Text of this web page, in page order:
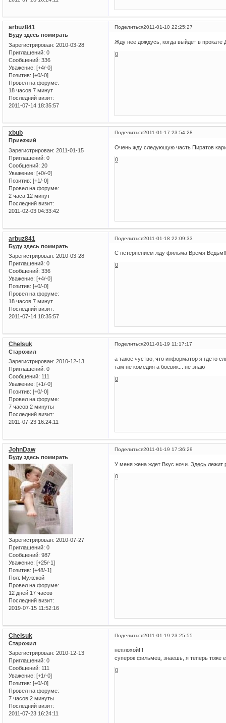
Поделиться2011-01-10 22:25:27
arbuz841
Буду здесь помирать
Зарегистрирован: 2010-03-28
Приглашений: 0
Сообщений: 336
Уважение: [+4/-0]
Позитив: [+0/-0]
Провел на форуме:
18 часов 7 минут
Последний визит:
2011-07-14 18:35:57
Жду нее дождусь, когда выйдет в
0
Поделиться2011-01-17 23:54:28
xbub
Приезжий
Зарегистрирован: 2011-01-15
Приглашений: 0
Сообщений: 20
Уважение: [+0/-0]
Позитив: [+1/-0]
Провел на форуме:
2 часа 12 минут
Последний визит:
2011-02-03 04:33:42
Очень жду следующую часть Пиратов
0
Поделиться2011-01-18 22:09:33
arbuz841
Буду здесь помирать
Зарегистрирован: 2010-03-28
Приглашений: 0
Сообщений: 336
Уважение: [+4/-0]
Позитив: [+0/-0]
Провел на форуме:
18 часов 7 минут
Последний визит:
2011-07-14 18:35:57
С нетерпением жду фильма Время
0
Поделиться2011-01-19 11:17:17
Chelsuk
Старожил
Зарегистрирован: 2010-12-13
Приглашений: 0
Сообщений: 111
Уважение: [+1/-0]
Позитив: [+0/-0]
Провел на форуме:
7 часов 2 минуты
Последний визит:
2011-07-23 16:24:11
а такое чуство, что информатор я гдето
там не комедия а боевик... не знаю
0
Поделиться2011-01-19 17:36:29
JohnDaw
Буду здесь помирать
Зарегистрирован: 2010-07-27
Приглашений: 0
Сообщений: 987
Уважение: [+25/-1]
Позитив: [+48/-1]
Пол: Мужской
Провел на форуме:
12 дней 17 часов
Последний визит:
2019-07-15 11:52:16
У меня жена ждет Вкус ночи.Здесь лежит
0
Поделиться2011-01-19 23:25:55
Chelsuk
Старожил
Зарегистрирован: 2010-12-13
Приглашений: 0
Сообщений: 111
Уважение: [+1/-0]
Позитив: [+0/-0]
Провел на форуме:
7 часов 2 минуты
Последний визит:
2011-07-23 16:24:11
неплохой!!!
суперок фильмец, знаешь, я теперь тоже
0